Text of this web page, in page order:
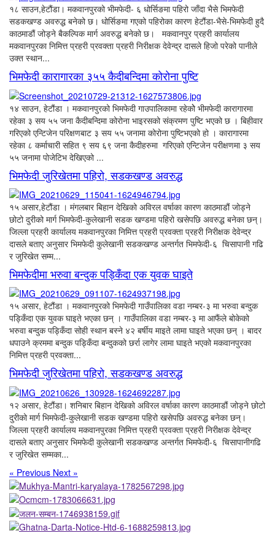
१८ साउन,हेटौंडा। मकवानपुरको भीमफेदी- ६ धोर्सिङमा पहिरो जाँदा भैसे भिमफेदी
सडकखण्ड अवरुद्ध बनेको छ। धोर्सिङमा गएको पहिरोका कारण हेटौंडा-भैसे-भिमफेदी हुदै
काठमाडौं जोड्ने बैकल्पिक मार्ग अवरुद्ध बनेको छ। मकवानपुर प्रहरी कार्यालय
मकवानपुरका निमित्त प्रहरी प्रवक्ता प्रहरी निरीक्षक देवेन्द्र दासले हिजो परेको पानीले
उक्त स्थान...
भिमफेदी कारागारका ३५५ कैदीबन्दिमा कोरोना पुष्टि
१४ साउन, हेटौंडा । मकवानपुरको भिमफेदी गाउपालिकामा रहेकोे भीमफेदी कारागारमा
रहेका ३ सय ५५ जना कैदीबन्दिमा कोरोना भाइरसको संक्रमण पुष्टि भएको छ । बिहीवार
गरिएको एन्टिजेन परिक्षणबाट ३ सय ५५ जनामा कोरोना पुष्टिभएको हो । कारागारमा
रहेका ८ कर्माचारी सहित ९ सय ६९ जना कैदीहरुमा गरिएको एन्टिजेन परीक्षणमा ३ सय
५५ जनामा पोजेटिभ देखिएको ...
भिमफेदी जुरिखेतमा पहिरो, सडकखण्ड अवरुद्ध
१५ असार,हेटौंडा । मंगलबार बिहान देखिको अविरल वर्षाका कारण काठमाडौं जोड्ने
छोटो दुरीको मार्ग भिमफेदी-कुलेखानी सडक खण्डमा पहिरो खसेपछि अवरुद्ध बनेका छन्।
जिल्ला प्रहरी कार्यालय मकवानपुरका निमित्त प्रहरी प्रवक्ता प्रहरी निरीक्षक देवेन्द्र
दासले बताए अनुसार भिमफेदी कुलेखानी सडकखण्ड अन्तर्गत भिमफेदी-६ चिसापानी गढि
र जुरिखेत सम्म...
भिमफेदीमा भरुवा बन्दुक पड्किँदा एक युवक घाइते
१५ असार, हेटौंडा । मकवानपुरको भिमफेदी गाउँपालिका वडा नम्बर-३ मा भरुवा बन्दुक
पड्किँदा एक युवक घाइते भएका छन् । गाउँपालिका वडा नम्बर-३ मा आफैंले बोकेको
भरुवा बन्दुक पड्किँदा सोही स्थान बस्ने ४२ बर्षीय माइते लामा घाइते भएका छन् । बादर
धपाउने क्रममा बन्दुक पड्किँदा बन्दुकको छर्रा लागेर लामा घाइते भएको मकवानपुरका
निमित्त प्रहरी प्रवक्ता...
भिमफेदी जुरिखेतमा पहिरो, सडकखण्ड अवरुद्ध
१२ असार, हेटौंडा। शनिबार बिहान देखिको अविरल वर्षाका कारण काठमाडौं जोड्ने छोटो
दुरीको मार्ग भिमफेदी-कुलेखानी सडक खण्डमा पहिरो खसेपछि अवरुद्ध बनेका छन्।
जिल्ला प्रहरी कार्यालय मकवानपुरका निमित्त प्रहरी प्रवक्ता प्रहरी निरीक्षक देवेन्द्र
दासले बताए अनुसार भिमफेदी कुलेखानी सडकखण्ड अन्तर्गत भिमफेदी-६ चिसापानीगढि
र जुरिखेत सम्मका...
« Previous Next »